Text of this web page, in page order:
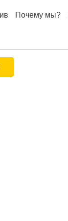
Почему мы?